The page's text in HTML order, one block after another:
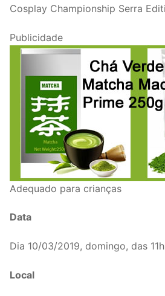
Cosplay Championship Serra
Publicidade
Adequado para crianças
Data
Dia 10/03/2019, domingo, das
Local